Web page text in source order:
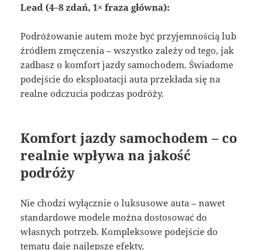
Lead (4–8 zdań, 1× fraza główna):
Podróżowanie autem może być przyjemnością lub
źródłem zmęczenia – wszystko zależy od tego, jak
zadbasz o komfort jazdy samochodem. Świadome
podejście do eksploatacji auta przekłada się na
realne odczucia podczas podróży.
Komfort jazdy samochodem – co
realnie wpływa na jakość
podróży
Nie chodzi wyłącznie o luksusowe auta – nawet
standardowe modele można dostosować do
własnych potrzeb. Kompleksowe podejście do
tematu daje najlepsze efekty.